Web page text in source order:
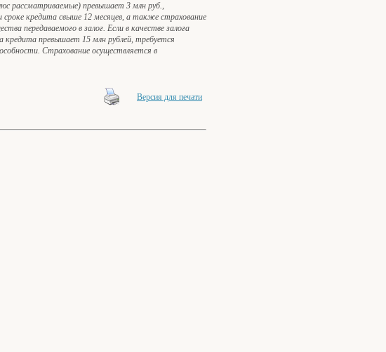
рассматриваемые) превышает 3 млн руб.,
кредита свыше 12 месяцев, а также страхование
передаваемого в залог. Если в качестве залога
кредита превышает 15 млн рублей, требуется
Страхование осуществляется в
Версия для печати